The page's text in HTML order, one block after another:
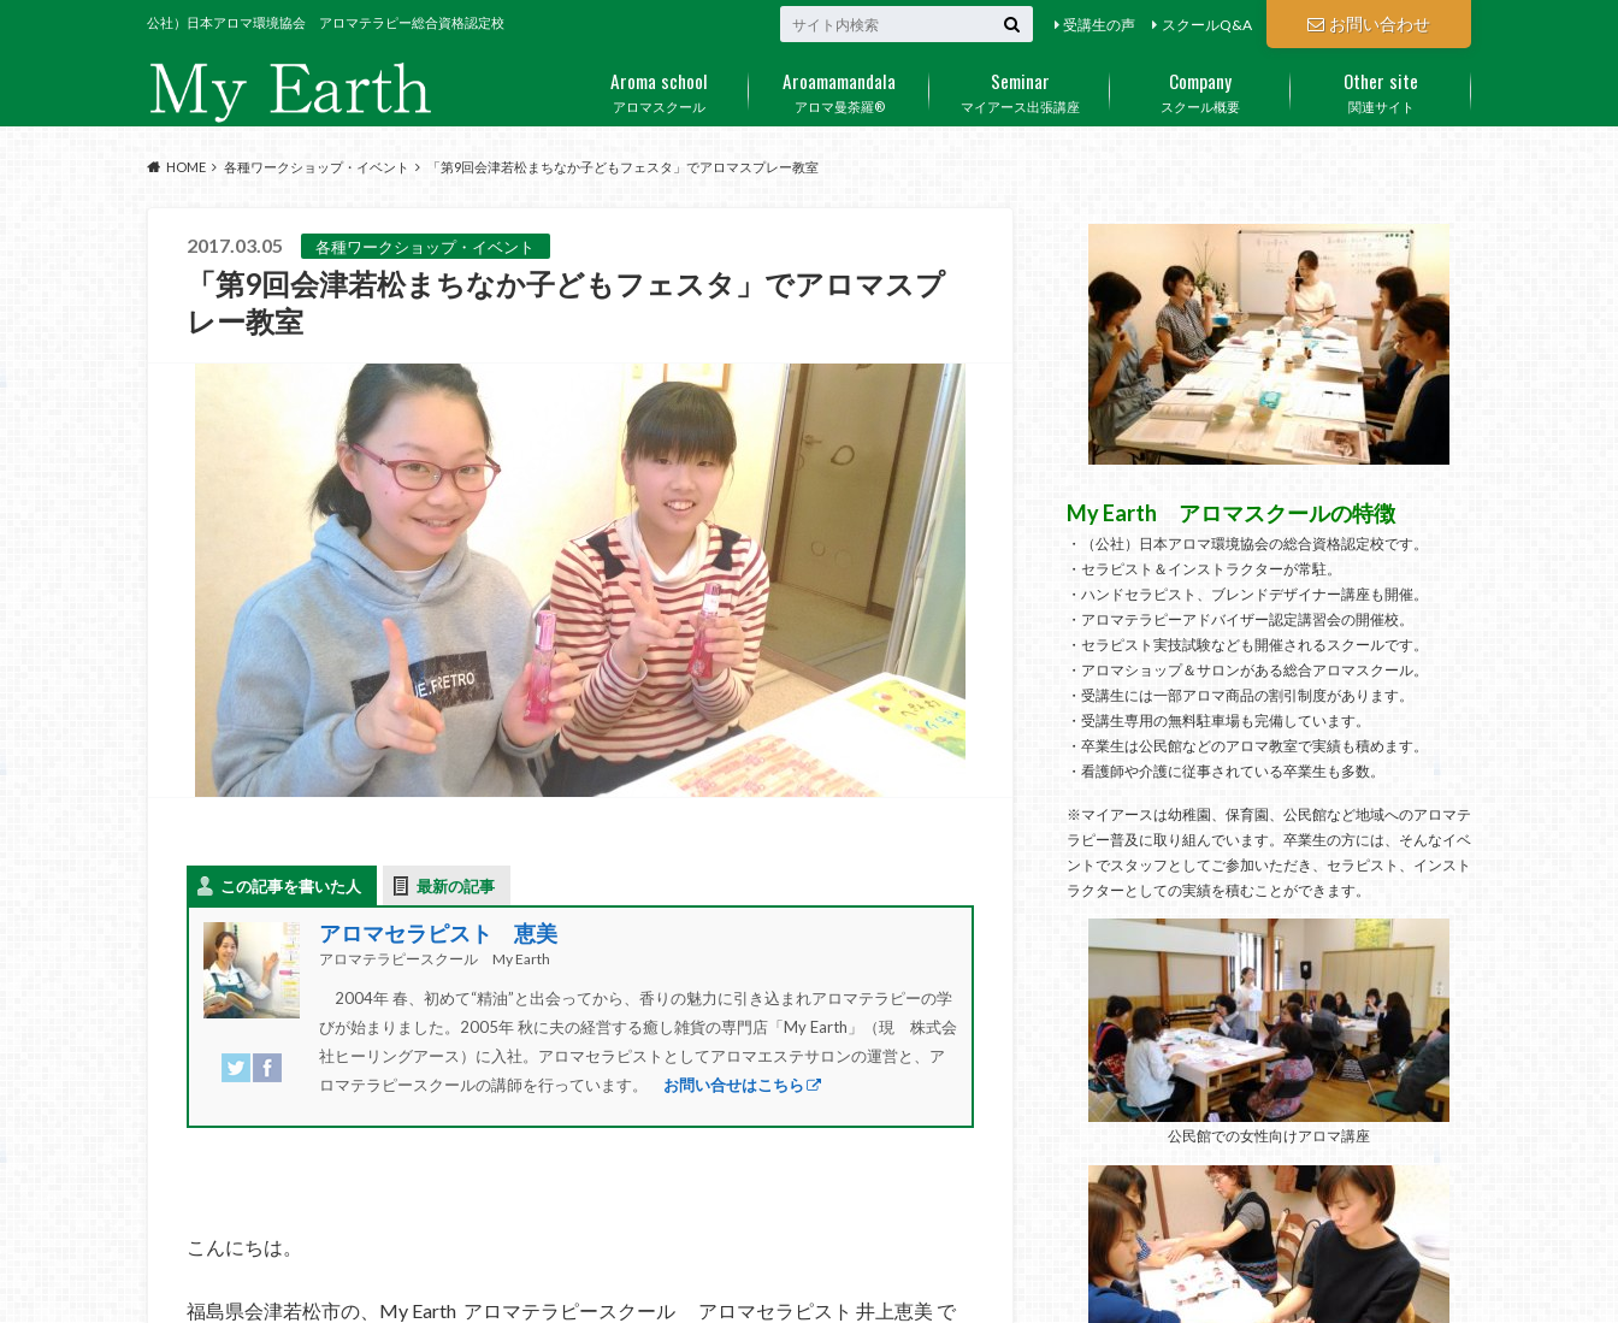
公社）日本アロマ環境協会 アロマテラピー総合資格認定校 お問い合わせ
受講生の声 スクールQ&A
アロマスクール
Aroma school
アロマ曼荼羅®
Aroamamandala
マイアース出張講座
Seminar
スクール概要
Company
関連サイト
Other site
HOME 各種ワークショップ・イベント 「第9回会津若松まちなか子どもフェスタ」でアロマスプレー教室
2017.03.05 各種ワークショップ・イベント
「第9回会津若松まちなか子どもフェスタ」でアロマスプ
レー教室
この記事を書いた人 最新の記事
アロマセラピスト 恵美
アロマテラピースクール My Earth
2004年 春、初めて“精油”と出会ってから、香りの魅力に引き込まれアロマテラピーの学
びが始まりました。2005年 秋に夫の経営する癒し雑貨の専門店「My Earth」（現 株式会
社ヒーリングアース）に入社。アロマセラピストとしてアロマエステサロンの運営と、ア
ロマテラピースクールの講師を行っています。 お問い合せはこちら
こんにちは。
福島県会津若松市の、My Earth アロマテラピースクール アロマセラピスト 井上恵美 で
My Earth アロマスクールの特徴
・（公社）日本アロマ環境協会の総合資格認定校です。
・セラピスト＆インストラクターが常駐。
・ハンドセラピスト、ブレンドデザイナー講座も開催。
・アロマテラピーアドバイザー認定講習会の開催校。
・セラピスト実技試験なども開催されるスクールです。
・アロマショップ＆サロンがある総合アロマスクール。
・受講生には一部アロマ商品の割引制度があります。
・受講生専用の無料駐車場も完備しています。
・卒業生は公民館などのアロマ教室で実績も積めます。
・看護師や介護に従事されている卒業生も多数。
※マイアースは幼稚園、保育園、公民館など地域へのアロマテ
ラピー普及に取り組んでいます。卒業生の方には、そんなイベ
ントでスタッフとしてご参加いただき、セラピスト、インスト
ラクターとしての実績を積むことができます。
公民館での女性向けアロマ講座